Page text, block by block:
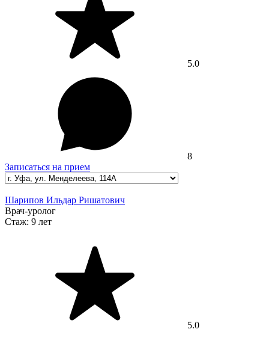
5.0
8
Записаться на прием
Шарипов Ильдар Ришатович
Врач-уролог
Стаж: 9 лет
5.0